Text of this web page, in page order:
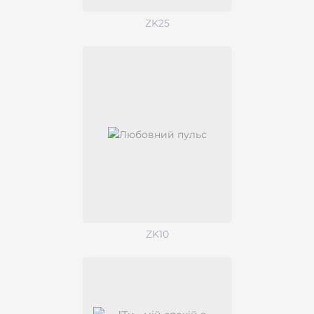
ZK25
ZK10